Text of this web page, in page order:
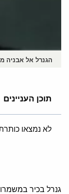
הגנרל אל אבניה
תוכן העניינים
לא נמצאו
גנרל בכיר